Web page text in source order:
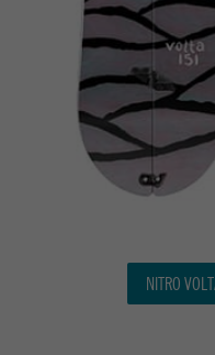
NITRO